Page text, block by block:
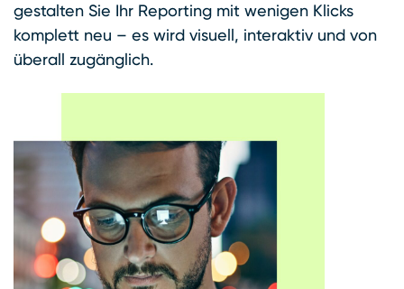
gestalten Sie Ihr Reporting mit wenigen Klicks
komplett neu – es wird visuell, interaktiv und von
überall zugänglich.